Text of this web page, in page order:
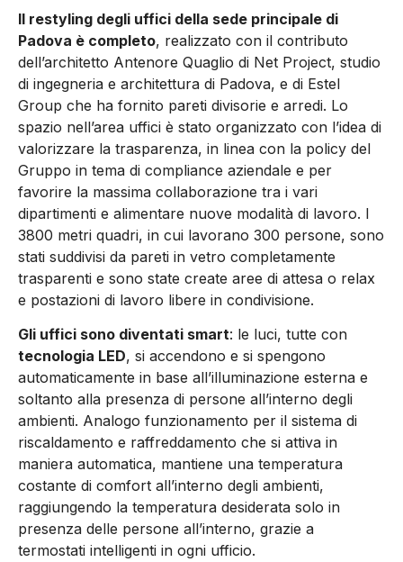
Il restyling degli uffici della sede principale di
Padova è completo, realizzato con il contributo
dell’architetto Antenore Quaglio di Net Project, studio
di ingegneria e architettura di Padova, e di Estel
Group che ha fornito pareti divisorie e arredi. Lo
spazio nell’area uffici è stato organizzato con l’idea di
valorizzare la trasparenza, in linea con la policy del
Gruppo in tema di compliance aziendale e per
favorire la massima collaborazione tra i vari
dipartimenti e alimentare nuove modalità di lavoro. I
3800 metri quadri, in cui lavorano 300 persone, sono
stati suddivisi da pareti in vetro completamente
trasparenti e sono state create aree di attesa o relax
e postazioni di lavoro libere in condivisione.
Gli uffici sono diventati smart: le luci, tutte con
tecnologia LED, si accendono e si spengono
automaticamente in base all’illuminazione esterna e
soltanto alla presenza di persone all’interno degli
ambienti. Analogo funzionamento per il sistema di
riscaldamento e raffreddamento che si attiva in
maniera automatica, mantiene una temperatura
costante di comfort all’interno degli ambienti,
raggiungendo la temperatura desiderata solo in
presenza delle persone all’interno, grazie a
termostati intelligenti in ogni ufficio.